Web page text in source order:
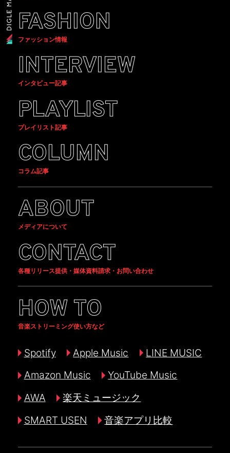
FASHION
ファッション情報
INTERVIEW
インタビュー記事
PLAYLIST
プレイリスト記事
COLUMN
コラム記事
ABOUT
メディアについて
CONTACT
各種リリース提供・媒体資料請求・お問い合わせ
HOW TO
音楽ストリーミング使い方など
Spotify Apple Music
LINE MUSIC
Amazon Music
YouTube Music
AWA
楽天ミュージック
SMART USEN
音楽アプリ比較